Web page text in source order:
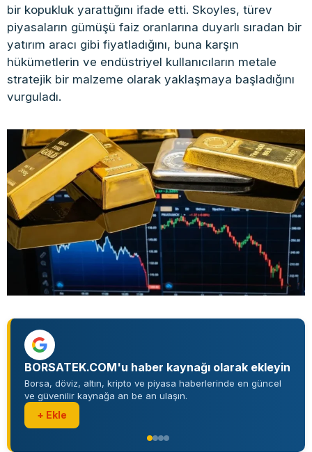
bir kopukluk yarattığını ifade etti. Skoyles, türev
piyasaların gümüşü faiz oranlarına duyarlı sıradan bir
yatırım aracı gibi fiyatladığını, buna karşın
hükümetlerin ve endüstriyel kullanıcıların metale
stratejik bir malzeme olarak yaklaşmaya başladığını
vurguladı.
BORSATEK.COM'u haber kaynağı olarak ekleyin
Borsa, döviz, altın, kripto ve piyasa haberlerinde en güncel
ve güvenilir kaynağa an be an ulaşın.
+ Ekle